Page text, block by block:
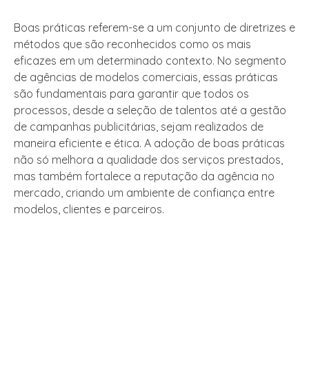
Boas práticas referem-se a um conjunto de diretrizes e
métodos que são reconhecidos como os mais
eficazes em um determinado contexto. No segmento
de agências de modelos comerciais, essas práticas
são fundamentais para garantir que todos os
processos, desde a seleção de talentos até a gestão
de campanhas publicitárias, sejam realizados de
maneira eficiente e ética. A adoção de boas práticas
não só melhora a qualidade dos serviços prestados,
mas também fortalece a reputação da agência no
mercado, criando um ambiente de confiança entre
modelos, clientes e parceiros.